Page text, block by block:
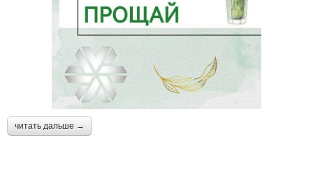
читать дальше →